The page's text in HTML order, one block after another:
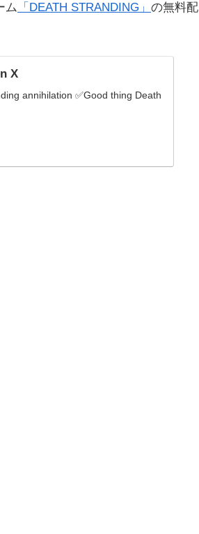
ム 「DEATH STRANDING」 の無料配
X
annihilation ✅Good thing Death